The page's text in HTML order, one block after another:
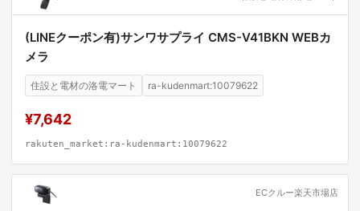
(LINEクーポン有)サンワサプライ CMS-V41BKN WEBカ
メラ
住設と電材の洛電マート ra-kudenmart:10079622
¥7,642
rakuten_market:ra-kudenmart:10079622
ECクルー楽天市場店